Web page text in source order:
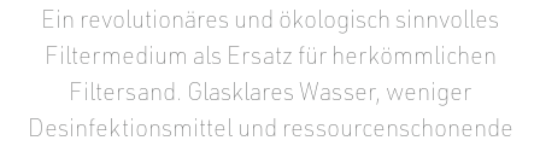
Ein revolutionäres und ökologisch sinnvolles
Filtermedium als Ersatz für herkömmlichen
Filtersand. Glasklares Wasser, weniger
Desinfektionsmittel und ressourcenschonende